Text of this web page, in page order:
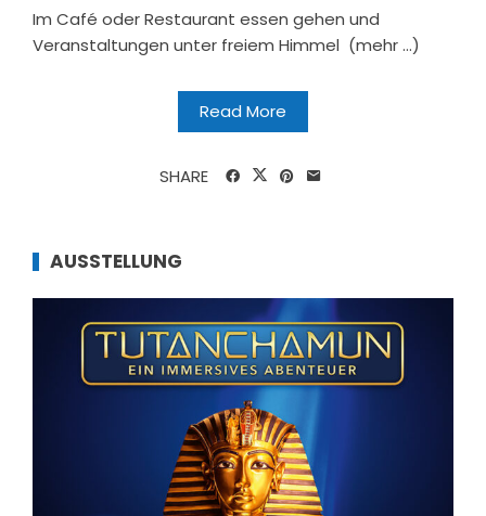
Im Café oder Restaurant essen gehen und
Veranstaltungen unter freiem Himmel (mehr …)
Read More
SHARE
AUSSTELLUNG